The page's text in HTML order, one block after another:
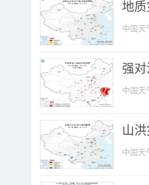
地
中国天
强
中国天
山
中国天